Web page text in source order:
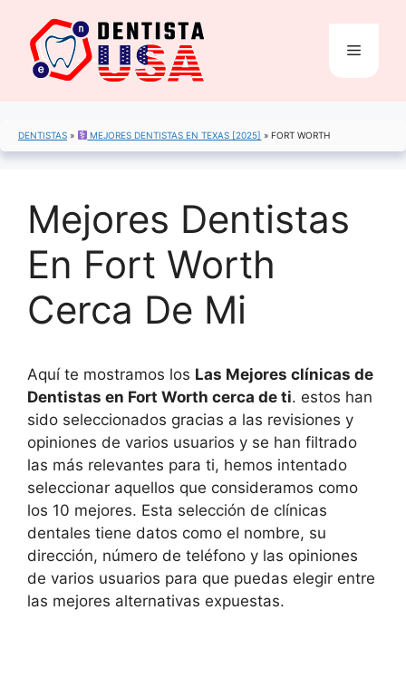
contenido
Menú
DENTISTAS » MEJORES DENTISTAS EN TEXAS [2025] »FORT WORTH
Mejores Dentistas
En Fort Worth
Cerca De Mi
Aquí te mostramos los Las Mejores clínicas de
Dentistas en Fort Worth cerca de ti. estos han
sido seleccionados gracias a las revisiones y
opiniones de varios usuarios y se han filtrado
las más relevantes para ti, hemos intentado
seleccionar aquellos que consideramos como
los 10 mejores. Esta selección de clínicas
dentales tiene datos como el nombre, su
dirección, número de teléfono y las opiniones
de varios usuarios para que puedas elegir entre
las mejores alternativas expuestas.